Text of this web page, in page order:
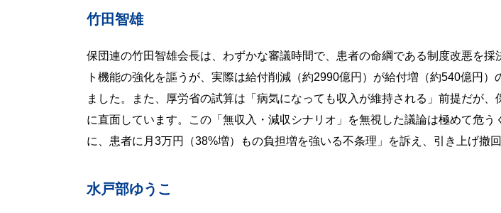
竹田智雄
保団連の竹田智雄会長は、わずかな審議時間で、患者の命綱である制度改悪を
ト機能の強化を謳うが、実際は給付削減（約2990億円）が給付増（約540億円
ました。また、厚労省の試算は「病気になっても収入が維持される」前提だが
に直面しています。この「無収入・減収シナリオ」を無視した議論は極めて危
に、患者に月3万円（38%増）もの負担増を強いる不条理」を訴え、引き上げ撤回
水戸部ゆうこ